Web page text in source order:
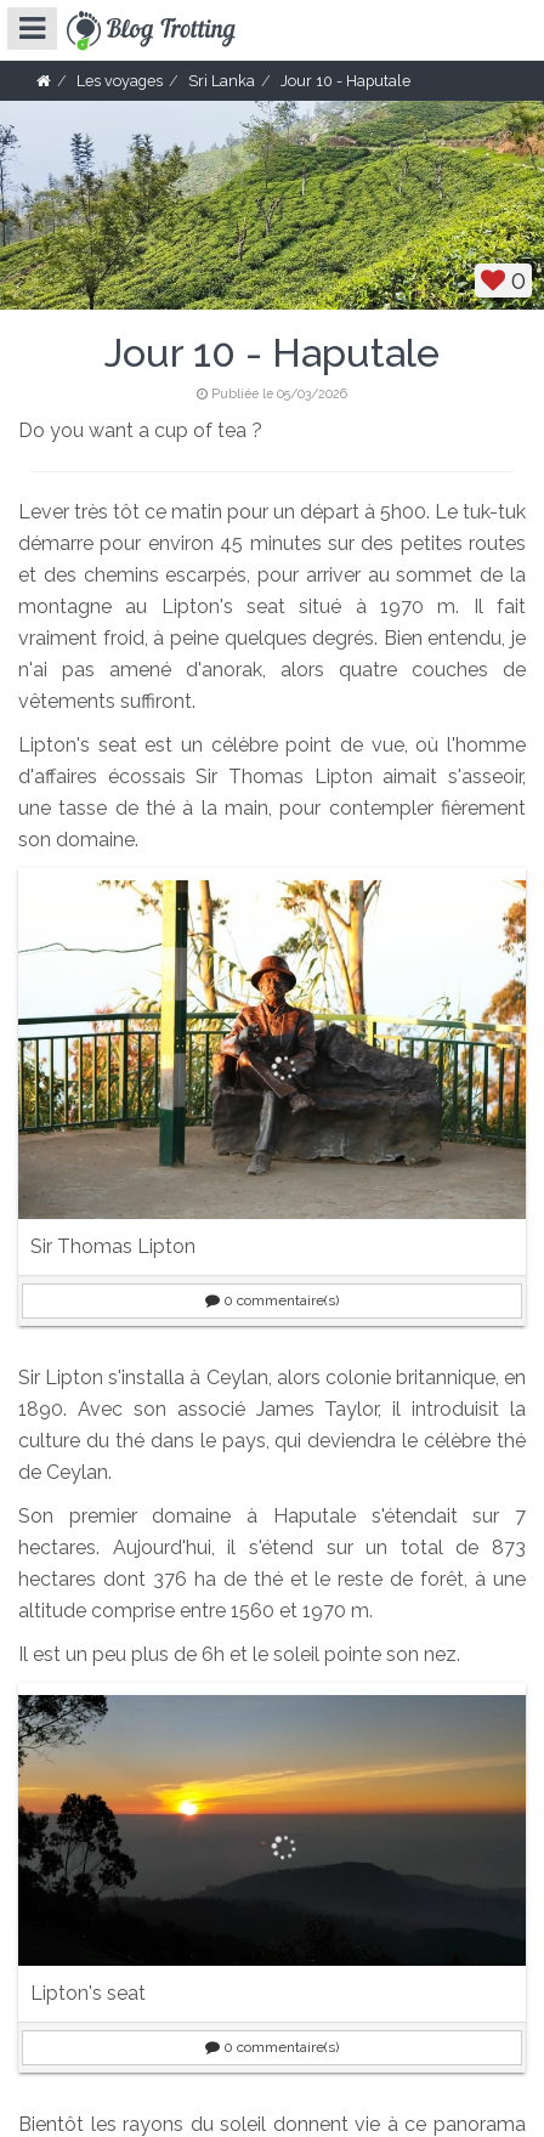
Les voyages Sri Lanka Jour 10 - Haputale
0
Jour 10 - Haputale
Publiée le 05/03/2026
Do you want a cup of tea ?
Lever très tôt ce matin pour un départ à 5h00. Le tuk-tuk
démarre pour environ 45 minutes sur des petites routes
et des chemins escarpés, pour arriver au sommet de la
montagne au Lipton's seat situé à 1970 m. Il fait
vraiment froid, à peine quelques degrés. Bien entendu, je
n'ai pas amené d'anorak, alors quatre couches de
vêtements suffiront.
Lipton's seat est un célèbre point de vue, où l'homme
d'affaires écossais Sir Thomas Lipton aimait s'asseoir,
une tasse de thé à la main, pour contempler fièrement
son domaine.
Sir Thomas Lipton
0 commentaire(s)
Sir Lipton s'installa à Ceylan, alors colonie britannique, en
1890. Avec son associé James Taylor, il introduisit la
culture du thé dans le pays, qui deviendra le célèbre thé
de Ceylan.
Son premier domaine à Haputale s'étendait sur 7
hectares. Aujourd'hui, il s'étend sur un total de 873
hectares dont 376 ha de thé et le reste de forêt, à une
altitude comprise entre 1560 et 1970 m.
Il est un peu plus de 6h et le soleil pointe son nez.
Lipton's seat
0 commentaire(s)
Bientôt les rayons du soleil donnent vie à ce panorama